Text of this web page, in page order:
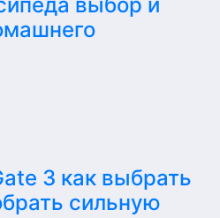
3 как выбрать
сильную